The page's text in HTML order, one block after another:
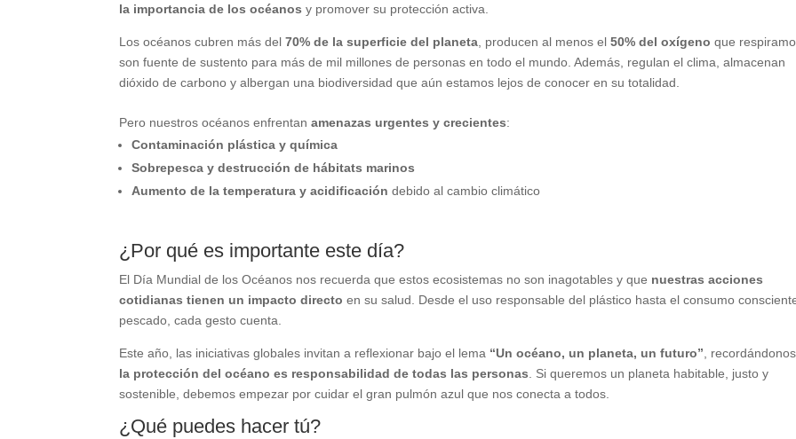
la importancia de los océanos y promover su protección activa.
Los océanos cubren más del70% de la superficie del planeta , producen al menos el50% del oxígeno que
son fuente de sustento para más de mil millones de personas en todo el mundo. Además, regulan el clima, almacenan
dióxido de carbono y albergan una biodiversidad que aún estamos lejos de conocer en su totalidad.
Pero nuestros océanos enfrentanamenazas urgentes y crecientes:
Contaminación plástica y química
Sobrepesca y destrucción de hábitats marinos
Aumento de la temperatura y acidificación debido al cambio climático
¿Por qué es importante este día?
El Día Mundial de los Océanos nos recuerda que estos ecosistemas no son inagotables y que nuestras acciones
cotidianas tienen un impacto directo en su salud. Desde el uso responsable del plástico hasta el consumo
pescado, cada gesto cuenta.
Este año, las iniciativas globales invitan a reflexionar bajo el lema “Un océano, un planeta, un futuro”,
la protección del océano es responsabilidad de todas las personas. Si queremos un planeta habitable, justo y
sostenible, debemos empezar por cuidar el gran pulmón azul que nos conecta a todos.
¿Qué puedes hacer tú?